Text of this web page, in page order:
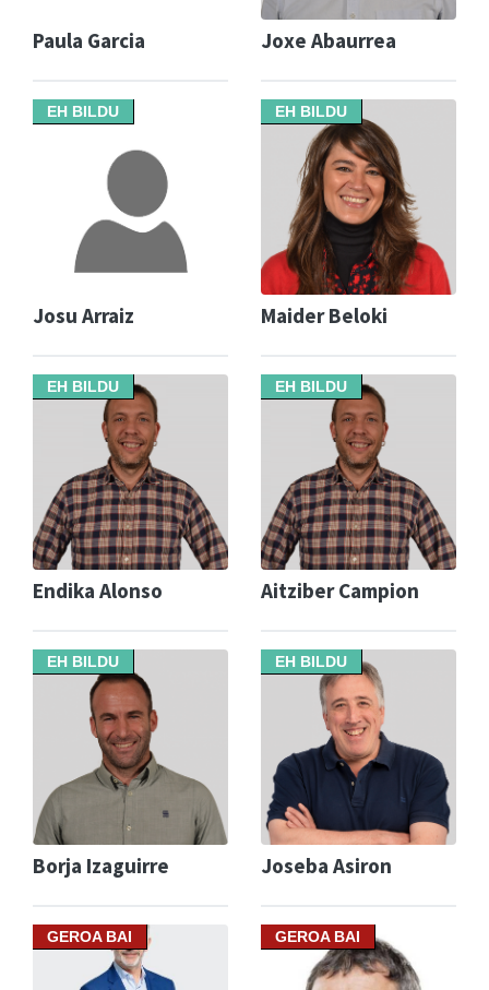
Paula Garcia Joxe Abaurrea
EH BILDU
Josu Arraiz
EH BILDU
Maider Beloki
EH BILDU
Endika Alonso
EH BILDU
Aitziber Campion
EH BILDU
Borja Izaguirre
EH BILDU
Joseba Asiron
GEROA BAI GEROA BAI